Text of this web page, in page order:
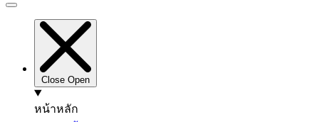
Close Open
หน้าหลัก